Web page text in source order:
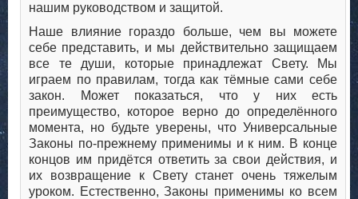
нашим руководством и защитой.
Наше влияние гораздо больше, чем вы можете
себе представить, и мы действительно защищаем
все те души, которые принадлежат Свету. Мы
играем по правилам, тогда как тёмные сами себе
закон. Может показаться, что у них есть
преимущество, которое верно до определённого
момента, но будьте уверены, что Универсальные
Законы по-прежнему применимы и к ним. В конце
концов им придётся ответить за свои действия, и
их возвращение к Свету станет очень тяжелым
уроком. Естественно, Законы применимы ко всем